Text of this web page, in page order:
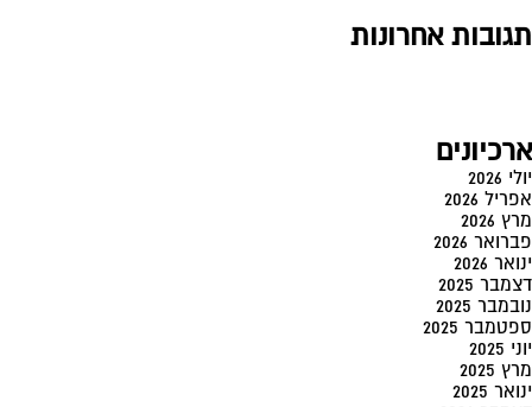
תגובות אחרונות
ארכיונים
יולי 2026
אפריל 2026
מרץ 2026
פברואר 2026
ינואר 2026
דצמבר 2025
נובמבר 2025
ספטמבר 2025
יוני 2025
מרץ 2025
ינואר 2025